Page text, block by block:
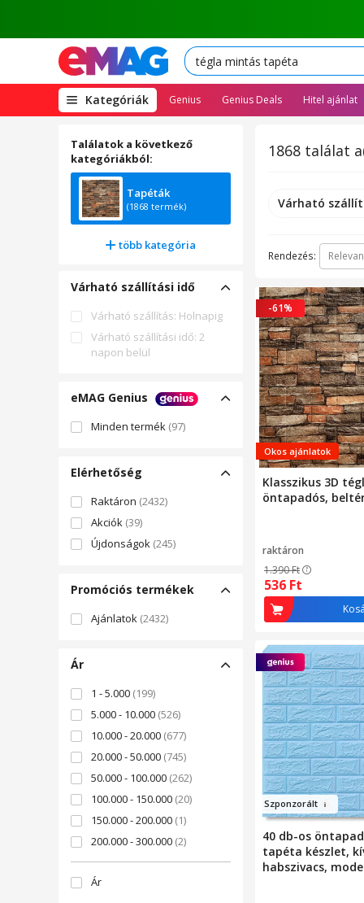
Kategóriák(open
megamenu)
Genius Genius Deals Hitel ajánlat
Találatok a következő
kategóriákból:
Tapéták
(1868 termék)
több kategória
Várható szállítási idő
Várható szállítás: Holnapig
Várható szállítási idő: 2
napon belül
eMAG Genius
Minden termék (97)
Elérhetőség
Raktáron (2432)
Akciók (39)
Újdonságok (245)
Promóciós termékek
Ajánlatok (2432)
Ár
1 - 5.000 (199)
5.000 - 10.000 (526)
10.000 - 20.000 (677)
20.000 - 50.000 (745)
50.000 - 100.000 (262)
100.000 - 150.000 (20)
150.000 - 200.000 (1)
200.000 - 300.000 (2)
Ár
1868 találat
Várható
Rendezés:
-61%
Okos ajánlatok
Klasszikus 3D
öntapadós,
raktáron
1.390Ft
536 Ft
Szponzorált
40 db-os
tapéta készlet,
habszivacs,